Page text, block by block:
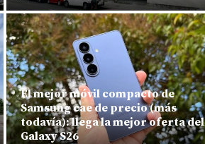
El mejor móvil compacto de
Samsung cae de precio (más
todavía): llega la mejor oferta del
Galaxy S26